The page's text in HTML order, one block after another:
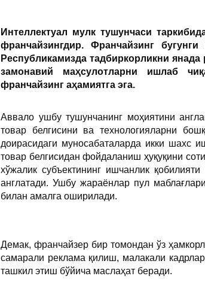
Интеллектуал мулк тушунчаси
франчайзингдир. Франчайзинг
Республикамизда тадбиркорликни
замонавий маҳсулотларни ишлаб
франчайзинг аҳамиятга эга.
Аввало ушбу тушунчанинг моҳиятини
товар белгисини ва технологияларни
доирасидаги муносабаталарда икки шахс
товар белгисидан фойдаланиш ҳуқуқини
хўжалик субъектининг ишчанлик
англатади. Ушбу жараёнлар пул
билан амалга оширилади.
Демак, франчайзер бир томондан ўз
самарали реклама қилиш, малакали
ташкил этиш бўйича маслаҳат беради.